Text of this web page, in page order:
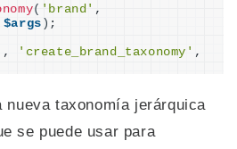
( 'brand'
$args ) ;
, 'create_brand_taxonomy'
nueva taxonomía jerárquica
se puede usar para